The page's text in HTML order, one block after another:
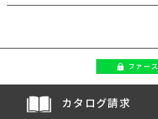
ファース
カタログ請求